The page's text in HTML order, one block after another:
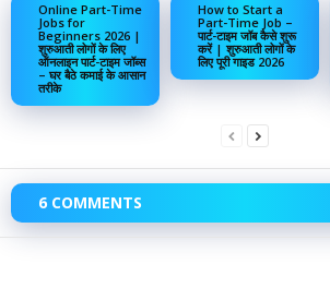
Online Part-Time
Jobs for
Beginners 2026 |
शुरुआती लोगों के लिए
ऑनलाइन पार्ट-टाइम जॉब्स
– घर बैठे कमाई के आसान
तरीके
How to Start a
Part-Time Job –
पार्ट-टाइम जॉब कैसे शुरू
करें | शुरुआती लोगों के
लिए पूरी गाइड 2026
6 COMMENTS